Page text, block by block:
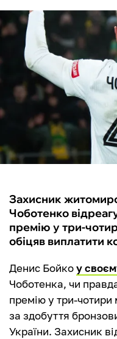
КІБЕРСПОРТ
ЧС-2026
ФУТЗАЛ
ІНШІ
БУКМЕКЕРИ
Захисник
Чоботенко
премію у три-
обіцяв виплатити
Денис Бойкоу
Чоботенка, чи
премію у три-
за здобуття
України. Захисник